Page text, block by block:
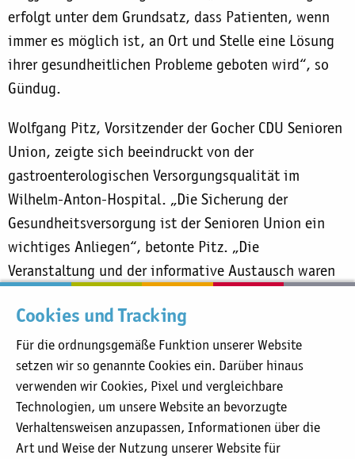
erfolgt unter dem Grundsatz, dass Patienten, wenn
immer es möglich ist, an Ort und Stelle eine Lösung
ihrer gesundheitlichen Probleme geboten wird“, so
Gündug.
Wolfgang Pitz, Vorsitzender der Gocher CDU Senioren
Union, zeigte sich beeindruckt von der
gastroenterologischen Versorgungsqualität im
Wilhelm-Anton-Hospital. „Die Sicherung der
Gesundheitsversorgung ist der Senioren Union ein
wichtiges Anliegen“, betonte Pitz. „Die
Veranstaltung und der informative Austausch waren
Klinikum.“
Sie befinden sich hier:
Katholisches Karl-Leisner-Klinikum
Wilhelm-Anton-Hospital
aktuell:
Von der Versorgungsqualität beeindruckt
Cookies und Tracking
Für die ordnungsgemäße Funktion unserer Website
setzen wir so genannte Cookies ein. Darüber hinaus
verwenden wir Cookies, Pixel und vergleichbare
Technologien, um unsere Website an bevorzugte
Verhaltensweisen anzupassen, Informationen über die
Art und Weise der Nutzung unserer Website für